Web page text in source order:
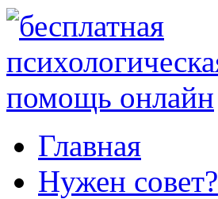
Главная
Нужен совет?